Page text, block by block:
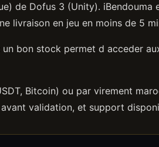
de Dofus 3 (Unity).
livraison en jeu en moins de 5
bon stock permet d acceder
Bitcoin) ou par virement
validation, et support